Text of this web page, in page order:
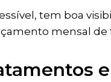
tem boa
mensal